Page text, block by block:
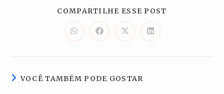
COMPARTILHE ESSE POST
Abre
em
nova
Abre
em
nova
Abre
em
nova
Abre
em
nova
VOCÊ TAMBÉM PODE GOSTAR